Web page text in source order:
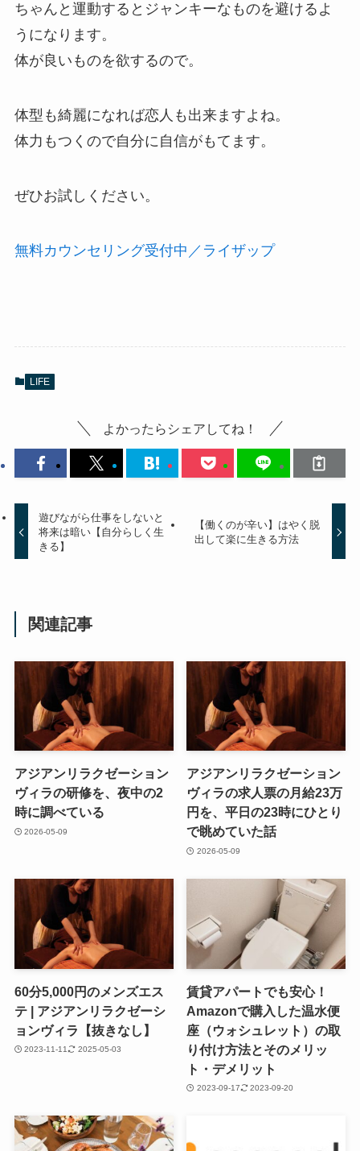
ちゃんと運動するとジャンキーなものを避けるよ
うになります。
体が良いものを欲するので。
体型も綺麗になれば恋人も出来ますよね。
体力もつくので自分に自信がもてます。
ぜひお試しください。
無料カウンセリング受付中／ライザップ
LIFE
よかったらシェアしてね！
遊びながら仕事をしないと
将来は暗い【自分らしく生
きる】
【働くのが辛い】はやく脱
出して楽に生きる方法
関連記事
アジアンリラクゼーション
ヴィラの研修を、夜中の2
時に調べている
2026-05-09
アジアンリラクゼーション
ヴィラの求人票の月給23万
円を、平日の23時にひとり
で眺めていた話
2026-05-09
60分5,000円のメンズエス
テ | アジアンリラクゼーシ
ョンヴィラ【抜きなし】
2023-11-11 2025-05-03
賃貸アパートでも安心！
Amazonで購入した温水便
座（ウォシュレット）の取
り付け方法とそのメリッ
ト・デメリット
2023-09-17 2023-09-20